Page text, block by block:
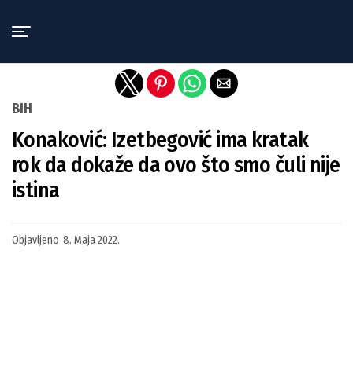
BIH
Konaković: Izetbegović ima kratak
rok da dokaže da ovo što smo čuli nije
istina
Objavljeno 8. Maja 2022.